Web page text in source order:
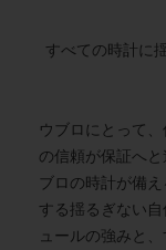
すべての時計に
ウブロにとって
の信頼が保証へ
ブロの時計が備
する揺るぎない
ュールの強みと